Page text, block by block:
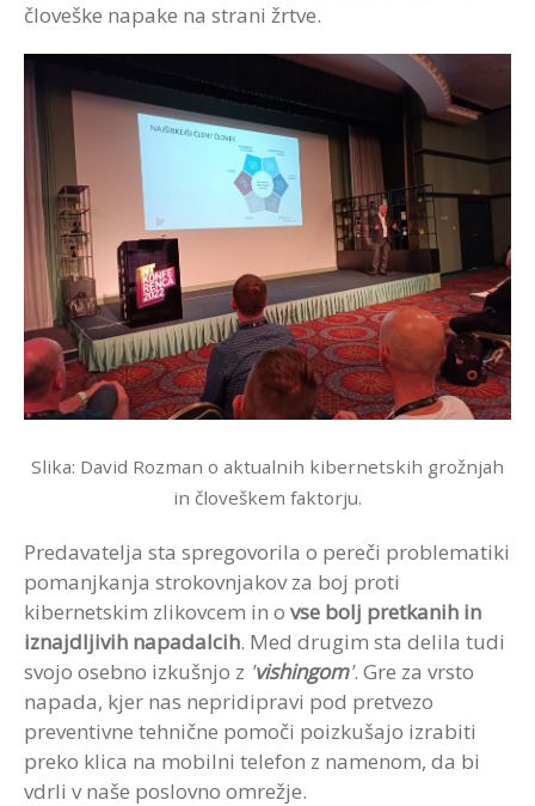
človeške napake na strani žrtve.
Slika: David Rozman o aktualnih kibernetskih grožnjah
in človeškem faktorju.
Predavatelja sta spregovorila o pereči problematiki
pomanjkanja strokovnjakov za boj proti
kibernetskim zlikovcem in o vse bolj pretkanih in
iznajdljivih napadalcih. Med drugim sta delila tudi
svojo osebno izkušnjo z 'vishingom'. Gre za vrsto
napada, kjer nas nepridipravi pod pretvezo
preventivne tehnične pomoči poizkušajo izrabiti
preko klica na mobilni telefon z namenom, da bi
vdrli v naše poslovno omrežje.